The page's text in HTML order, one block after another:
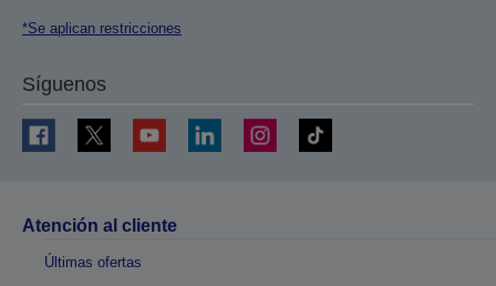
*Se aplican restricciones
Síguenos
Atención al cliente
Últimas ofertas